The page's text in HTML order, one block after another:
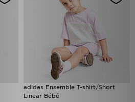
adidas Ensemble T-shirt/Short
Linear Bébé